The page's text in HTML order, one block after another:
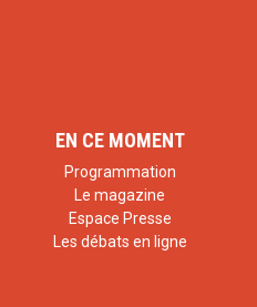
EN CE MOMENT
Programmation
Le magazine
Espace Presse
Les débats en ligne